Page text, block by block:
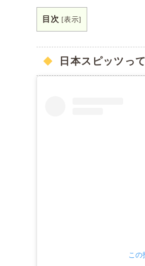
目次 [表示]
日本スピッツっ
こ